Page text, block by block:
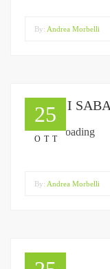
By: Andrea Morbelli
25
OTT
TUTTI I
By: Andrea Morbelli